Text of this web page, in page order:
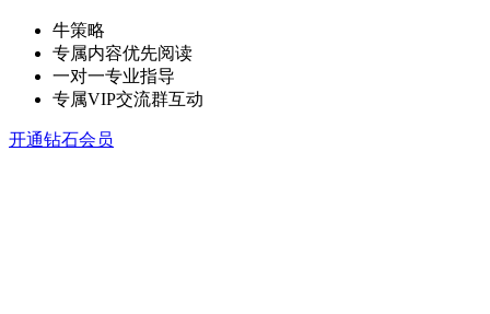
牛策略
专属内容优先阅读
一对一专业指导
专属VIP交流群互动
开通钻石会员